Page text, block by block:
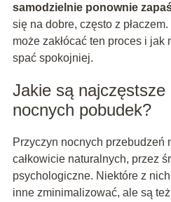
samodzielnie ponownie
się na dobre, często z
może zakłócać ten proces i jak
spać spokojniej.
Jakie są najczęstsze
nocnych pobudek?
Przyczyn nocnych przebudzeń
całkowicie naturalnych, przez
psychologiczne. Niektóre z
inne zminimalizować, ale są